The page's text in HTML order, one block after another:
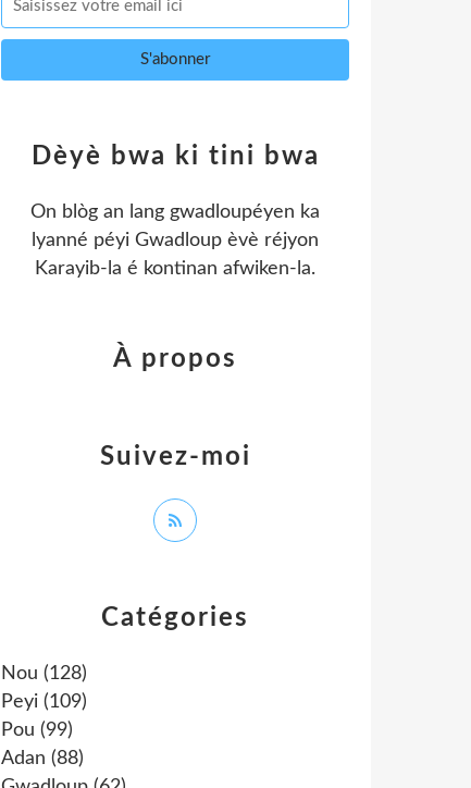
Catégories
Nou (128)
Peyi (109)
Pou (99)
Adan (88)
Dèyè bwa ki tini bwa
On blòg an lang gwadloupéyen ka
lyanné péyi Gwadloup èvè réjyon
Karayib-la é kontinan afwiken-la.
Suivez-moi
À propos